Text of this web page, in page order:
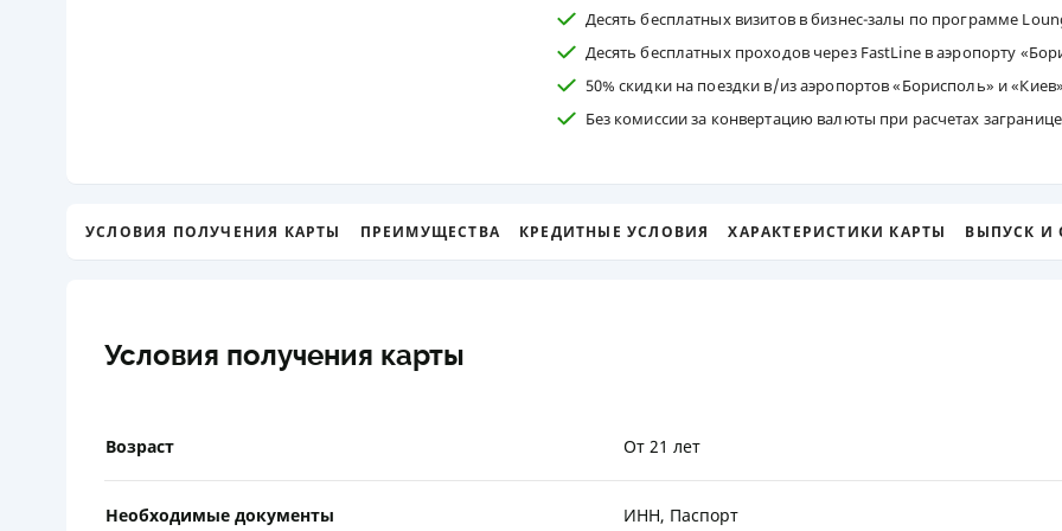
КЕШБЭКА
БАНКОВСКИМ КАРТАМ
Десять бесплатных визитов в бизнес-залы по программе
Десять бесплатных проходов через FastLine в аэропорту
50% скидки на поездки в/из аэропортов «Борисполь» и
Без комиссии за конвертацию валюты при расчетах
УСЛОВИЯ ПОЛУЧЕНИЯ КАРТЫ ПРЕИМУЩЕСТВА КРЕДИТНЫЕ УСЛОВИЯ ХАРАКТЕРИСТИКИ КАРТЫ ВЫПУСК И
Условия получения карты
Возраст От 21 лет
Необходимые документы ИНН, Паспорт